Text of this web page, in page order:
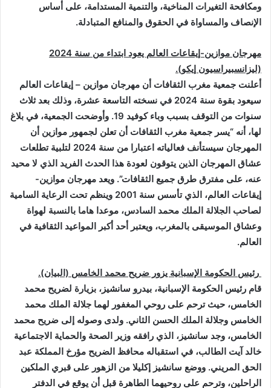
ومكافحة التغيرات المناخية، والتنمية المستدامة، على أساس
الإنصاف والمساواة في الحقوق والمنافع المتبادلة.
مهرجان موازين-إيقاعات العالم يعود ابتداء من سنة 2024
(ليزانسبيراسيون إيكو).
أعلنت جمعية مغرب الثقافات أن مهرجان موازين – إيقاعات العالم
سيعود بقوة سنة 2024 في نسخته التاسعة عشرة، وذلك بعد ثلاث
سنوات من التوقف بسبب وباء كوفيد 19. وأوضحت الجمعية، في بلاغ
لها، أنه “يسر جمعية مغرب الثقافات أن تعلن لجمهور موازين أن
المهرجان سيستأنف فعالياته اعتبارا من سنة 2024 لتلبية تطلعات
عشاق المهرجان الذين يتوقون لعودة هذا الحدث الفريد الذي لا محيد
عنه، على مفترق طرق جميع الثقافات”. ويعد مهرجان موازين-
إيقاعات العالم، الذي تأسس سنة 2001 وينظم تحت الرعاية السامية
لصاحب الجلالة الملك محمد السادس، موعدا هاما بالنسبة لهواة
وعشاق الموسيقى بالمغرب، ويعتبر أحد أكبر المواعيد الثقافية في
العالم.
رئيس الحكومة الإسبانية يزور ضريح محمد الخامس (البيان).
قام رئيس الحكومة الإسبانية، بيدرو سانشيز، بزيارة لضريح محمد
الخامس، حيث ترحم على روحي المغفور لهما جلالة الملك محمد
الخامس وجلالة الملك الحسن الثاني. ولدى وصوله إلى ضريح محمد
الخامس، وجد سانشيز، الذي رافقه وزير الصحة والحماية الاجتماعية
خالد آيت الطالب، في استقباله محافظ الضريح مؤرخ المملكة عبد
الحق المريني. ووضع سانشيز إكليلا من الزهور على قبري الملكين
الراحلين، وترحم على روحيهما الطاهرة قبل أن يوقع في الدفتر